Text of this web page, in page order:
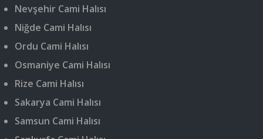
Nevşehir Cami Halısı
Niğde Cami Halısı
Ordu Cami Halısı
Osmaniye Cami Halısı
Rize Cami Halısı
Sakarya Cami Halısı
Samsun Cami Halısı